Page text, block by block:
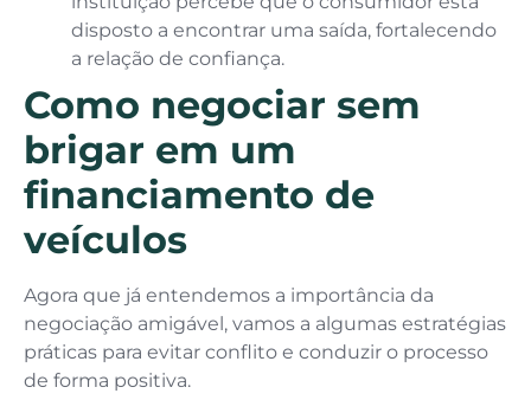
disposto a encontrar uma saída, fortalecendo
a relação de confiança.
Como negociar sem
brigar em um
financiamento de
veículos
Agora que já entendemos a importância da
negociação amigável, vamos a algumas estratégias
práticas para evitar conflito e conduzir o processo
de forma positiva.